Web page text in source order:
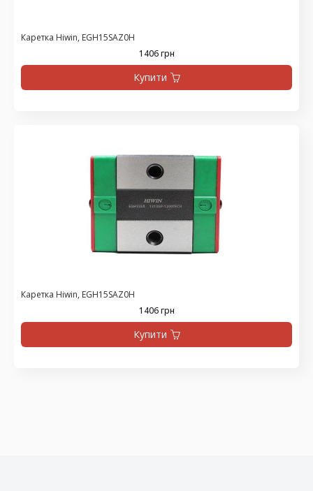
Каретка Hiwin, EGH15SAZ0H
1406 грн
Купити
Каретка Hiwin, EGH15SAZ0H
1406 грн
Купити